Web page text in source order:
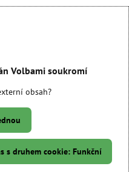
Volbami soukromí
obsah?
s druhem cookie: Funkční